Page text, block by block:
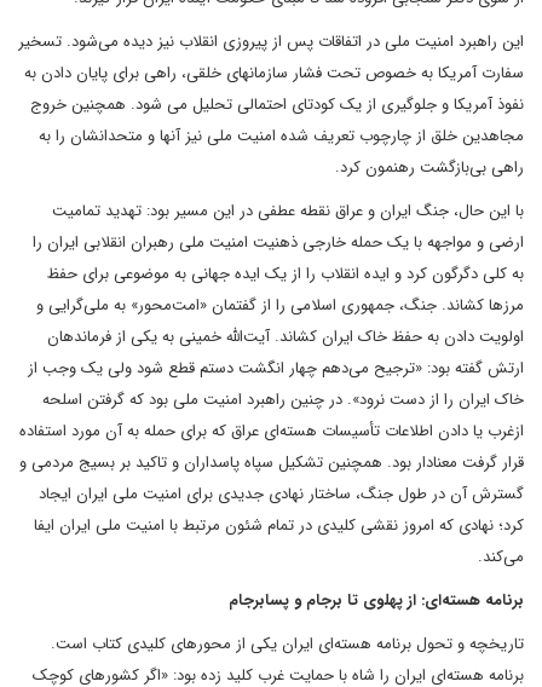
این راهبرد امنیت ملی در اتفاقات پس از پیروزی انقلاب نیز دیده می‌شود. تسخیر
سفارت آمریکا به خصوص تحت فشار سازمانهای خلقی، راهی برای پایان دادن به
نفوذ آمریکا و جلوگیری از یک کودتای احتمالی تحلیل می شود. همچنین خروج
مجاهدین خلق از چارچوب تعریف شده امنیت ملی نیز آنها و متحدانشان را به
راهی بی‌‌بازگشت رهنمون کرد.
با این حال،‌ جنگ ایران و عراق نقطه عطفی در این مسیر بود: تهدید تمامیت
ارضی و مواجهه با یک حمله خارجی ذهنیت امنیت ملی رهبران انقلابی ایران را
به کلی دگرگون کرد و ایده انقلاب را از یک ایده جهانی به موضوعی برای حفظ
مرزها کشاند. جنگ، جمهوری اسلامی را از گفتمان «امت‌محور» به ملی‌گرایی و
اولویت دادن به حفظ خاک ایران کشاند. آیت‌الله خمینی به یکی از فرماندهان
ارتش گفته بود: «ترجیح می‌دهم چهار انگشت دستم قطع شود ولی یک وجب از
خاک ایران را از دست نرود». در چنین راهبرد امنیت ملی بود که گرفتن اسلحه
ازغرب یا دادن اطلاعات تأسیسات هسته‌ای عراق که برای حمله به آن مورد استفاده
قرار گرفت معنادار بود. همچنین تشکیل سپاه پاسداران و تاکید بر بسیج مردمی و
گسترش آن در طول جنگ، ساختار نهادی جدیدی برای امنیت ملی ایران ایجاد
کرد؛ نهادی که امروز نقشی کلیدی در تمام شئون مرتبط با امنیت ملی ایران ایفا
می‌کند.
برنامه هسته‌ای: از پهلوی تا برجام و پسابرجام
تاریخچه و تحول برنامه هسته‌ای ایران یکی از محورهای کلیدی کتاب است.
برنامه هسته‌ای ایران را شاه با حمایت غرب کلید زده بود: «اگر کشورهای کوچک